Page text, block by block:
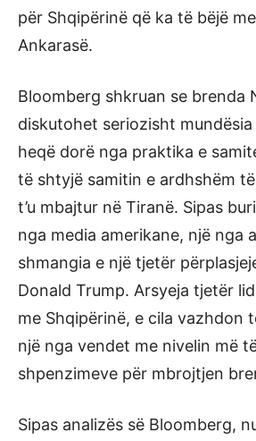
për Shqipërinë që ka të bëjë
Ankarasë.
Bloomberg shkruan se brenda
diskutohet seriozisht
heqë dorë nga praktika e
të shtyjë samitin e ardhshëm
t’u mbajtur në Tiranë. Sipas
nga media amerikane, një nga
shmangia e një tjetër
Donald Trump. Arsyeja tjetër
me Shqipërinë, e cila vazhdon
një nga vendet me nivelin më
shpenzimeve për mbrojtjen
Sipas analizës së Bloomberg,